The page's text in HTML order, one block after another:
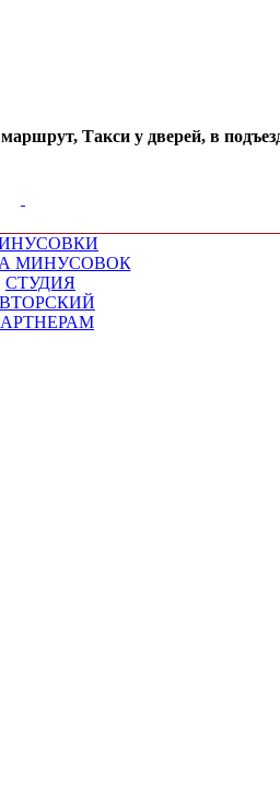
Такси у дверей, в
МИНУСОВОК
СТУДИЯ